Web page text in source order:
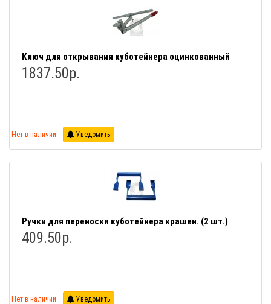
Ключ для открывания куботейнера оцинкованный
1837.50р.
Нет в наличии Уведомить
Ручки для переноски куботейнера крашен. (2 шт.)
409.50р.
Нет в наличии Уведомить